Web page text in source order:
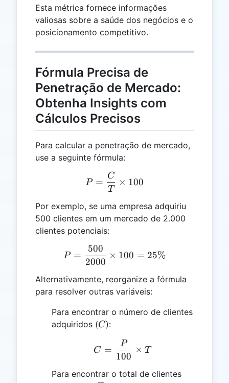
Esta métrica fornece informações
valiosas sobre a saúde dos negócios e o
posicionamento competitivo.
Fórmula Precisa de
Penetração de Mercado:
Obtenha Insights com
Cálculos Precisos
Para calcular a penetração de mercado,
use a seguinte fórmula:
P = \frac{C}{T} \times
P =
T
C
× 100
Por exemplo, se uma empresa adquiriu
500 clientes em um mercado de 2.000
clientes potenciais:
P = \frac{500}{2000}
P =
2000
500
× 100 = 25%
Alternativamente, reorganize a fórmula
para resolver outras variáveis:
Para encontrar o número de clientes
adquiridos (C
C):
C = \frac{P}{100}
C =
100
P
× T
Para encontrar o total de clientes